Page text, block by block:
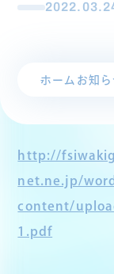
ホーム お知
http://
net.ne.jp/
content/
1.pdf